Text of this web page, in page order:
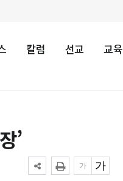
칼럼 선교 교육
’